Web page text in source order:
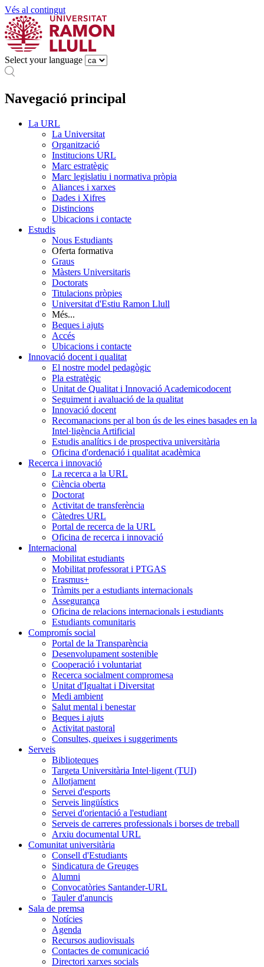
Vés al contingut
Select your language
Navegació principal
La URL
La Universitat
Organització
Institucions URL
Marc estratègic
Marc legislatiu i normativa pròpia
Aliances i xarxes
Dades i Xifres
Distincions
Ubicacions i contacte
Estudis
Nous Estudiants
Oferta formativa
Graus
Màsters Universitaris
Doctorats
Titulacions pròpies
Universitat d'Estiu Ramon Llull
Més...
Beques i ajuts
Accés
Ubicacions i contacte
Innovació docent i qualitat
El nostre model pedagògic
Pla estratègic
Unitat de Qualitat i Innovació Academicodocent
Seguiment i avaluació de la qualitat
Innovació docent
Recomanacions per al bon ús de les eines basades en la
Intel·ligència Artificial
Estudis analítics i de prospectiva universitària
Oficina d'ordenació i qualitat acadèmica
Recerca i innovació
La recerca a la URL
Ciència oberta
Doctorat
Activitat de transferència
Càtedres URL
Portal de recerca de la URL
Oficina de recerca i innovació
Internacional
Mobilitat estudiants
Mobilitat professorat i PTGAS
Erasmus+
Tràmits per a estudiants internacionals
Assegurança
Oficina de relacions internacionals i estudiants
Estudiants comunitaris
Compromís social
Portal de la Transparència
Desenvolupament sostenible
Cooperació i voluntariat
Recerca socialment compromesa
Unitat d'Igualtat i Diversitat
Medi ambient
Salut mental i benestar
Beques i ajuts
Activitat pastoral
Consultes, queixes i suggeriments
Serveis
Biblioteques
Targeta Universitària Intel·ligent (TUI)
Allotjament
Servei d'esports
Serveis lingüístics
Servei d'orientació a l'estudiant
Serveis de carreres professionals i borses de treball
Arxiu documental URL
Comunitat universitària
Consell d'Estudiants
Sindicatura de Greuges
Alumni
Convocatòries Santander-URL
Tauler d'anuncis
Sala de premsa
Notícies
Agenda
Recursos audiovisuals
Contactes de comunicació
Directori xarxes socials